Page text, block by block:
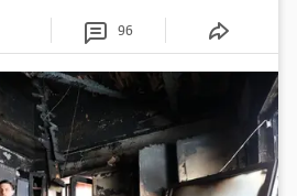
96